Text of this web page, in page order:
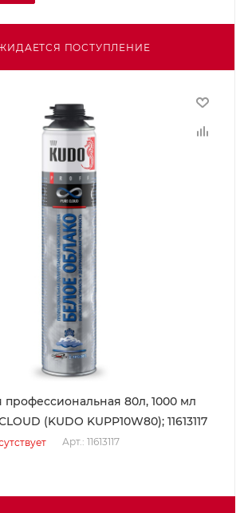
ПОСТУПЛЕНИЕ
80л, 1000 мл
(KUDO KUPP10W80); 11613117
Арт.: 11613117